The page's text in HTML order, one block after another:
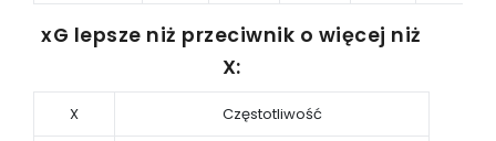
xG lepsze niż przeciwnik o więcej niż
X:
X Częstotliwość